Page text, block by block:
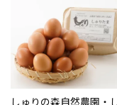
しゅりの森自然農園・